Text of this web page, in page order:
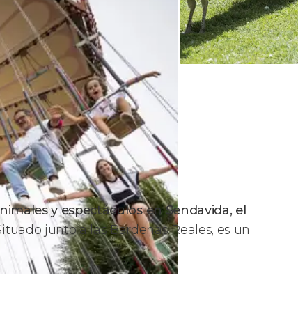
y espectáculos en Sendavida, el
junto a las Bardenas Reales, es un